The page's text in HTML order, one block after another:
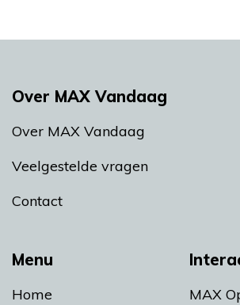
Menu
Home
MAX
Over MAX Vandaag
Over MAX Vandaag
Veelgestelde vragen
Contact